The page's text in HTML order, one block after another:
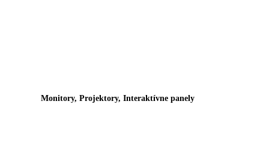
Monitory, Projektory, Interaktívne panely